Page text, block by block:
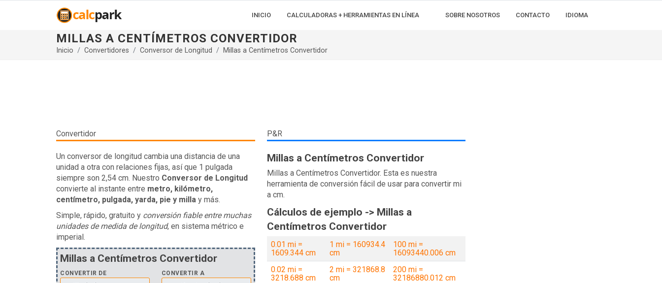
INICIO CALCULADORAS + HERRAMIENTAS EN LÍNEA SOBRE NOSOTROS CONTACTO IDIOMA
MILLAS A CENTÍMETROS CONVERTIDOR
Inicio Convertidores Conversor de Longitud Millas a Centímetros Convertidor
Convertidor
Un conversor de longitud cambia una distancia de una
unidad a otra con relaciones fijas, así que 1 pulgada
siempre son 2,54 cm. Nuestro Conversor de Longitud
convierte al instante entre metro, kilómetro,
centímetro, pulgada, yarda, pie y milla y más.
Simple, rápido, gratuito y conversión fiable entre muchas
unidades de medida de longitud, en sistema métrico e
imperial.
Millas a Centímetros Convertidor
CONVERTIR DE CONVERTIR A
P&R
Millas a Centímetros Convertidor
Millas a Centímetros Convertidor. Esta es nuestra
herramienta de conversión fácil de usar para convertir mi
a cm.
Cálculos de ejemplo -> Millas a
Centímetros Convertidor
0.01 mi =
1609.344 cm
1 mi = 160934.4
cm
100 mi =
16093440.006 cm
0.02 mi =
3218.688 cm
2 mi = 321868.8
cm
200 mi =
32186880.012 cm